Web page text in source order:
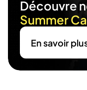
Découvre
Summer
En savoir